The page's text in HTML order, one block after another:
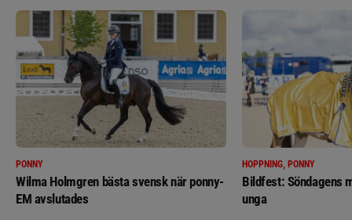
PONNY
Wilma Holmgren bästa svensk när ponny-
EM avslutades
HOPPNING, PONNY
Bildfest: Söndagens
unga